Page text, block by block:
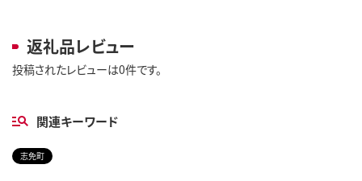
返礼品レビュー
投稿されたレビューは0件です。
関連キーワード
志免町